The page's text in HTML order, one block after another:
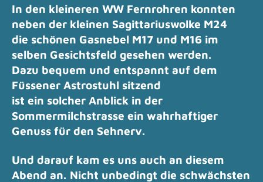
In den kleineren WW Fernrohren konnten
neben der kleinen Sagittariuswolke M24
die schönen Gasnebel M17 und M16 im
selben Gesichtsfeld gesehen werden.
Dazu bequem und entspannt auf dem
Füssener Astrostuhl sitzend
ist ein solcher Anblick in der
Sommermilchstrasse ein wahrhaftiger
Genuss für den Sehnerv.
Und darauf kam es uns auch an diesem
Abend an. Nicht unbedingt die schwächsten